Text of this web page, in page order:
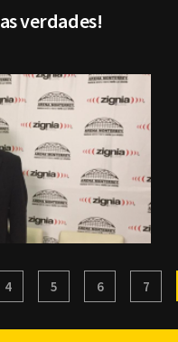
verdades!
4 5 6 7